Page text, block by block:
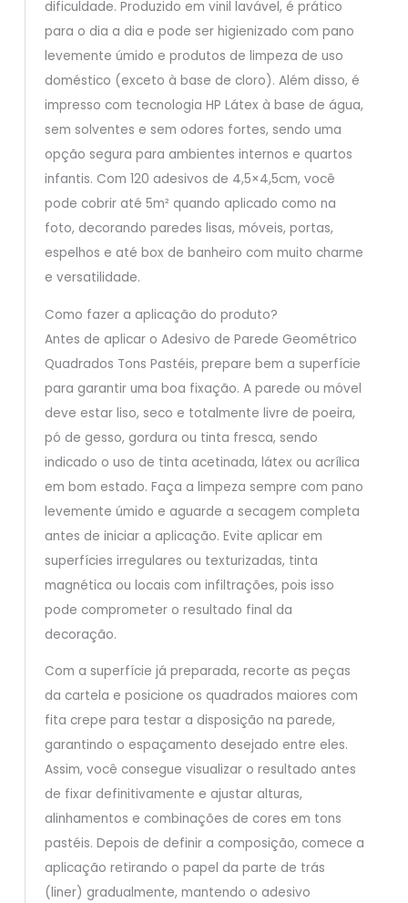
dificuldade. Produzido em vinil lavável, é prático
para o dia a dia e pode ser higienizado com pano
levemente úmido e produtos de limpeza de uso
doméstico (exceto à base de cloro). Além disso, é
impresso com tecnologia HP Látex à base de água,
sem solventes e sem odores fortes, sendo uma
opção segura para ambientes internos e quartos
infantis. Com 120 adesivos de 4,5×4,5cm, você
pode cobrir até 5m² quando aplicado como na
foto, decorando paredes lisas, móveis, portas,
espelhos e até box de banheiro com muito charme
e versatilidade.
Como fazer a aplicação do produto?
Antes de aplicar o Adesivo de Parede Geométrico
Quadrados Tons Pastéis, prepare bem a superfície
para garantir uma boa fixação. A parede ou móvel
deve estar liso, seco e totalmente livre de poeira,
pó de gesso, gordura ou tinta fresca, sendo
indicado o uso de tinta acetinada, látex ou acrílica
em bom estado. Faça a limpeza sempre com pano
levemente úmido e aguarde a secagem completa
antes de iniciar a aplicação. Evite aplicar em
superfícies irregulares ou texturizadas, tinta
magnética ou locais com infiltrações, pois isso
pode comprometer o resultado final da
decoração.
Com a superfície já preparada, recorte as peças
da cartela e posicione os quadrados maiores com
fita crepe para testar a disposição na parede,
garantindo o espaçamento desejado entre eles.
Assim, você consegue visualizar o resultado antes
de fixar definitivamente e ajustar alturas,
alinhamentos e combinações de cores em tons
pastéis. Depois de definir a composição, comece a
aplicação retirando o papel da parte de trás
(liner) gradualmente, mantendo o adesivo